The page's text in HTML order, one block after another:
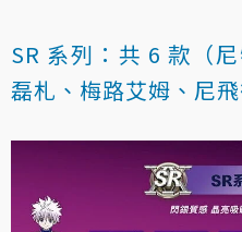
SR 系列：共 6 款（
磊札、梅路艾姆、尼飛